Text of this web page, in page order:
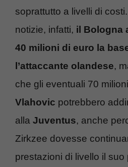
soprattutto a livelli di
notizie, infatti, il Bologna
40 milioni di euro la
l’attaccante olandese,
che gli eventuali 70
Vlahovic potrebbero
alla Juventus, anche
Zirkzee dovesse
prestazioni di livello il